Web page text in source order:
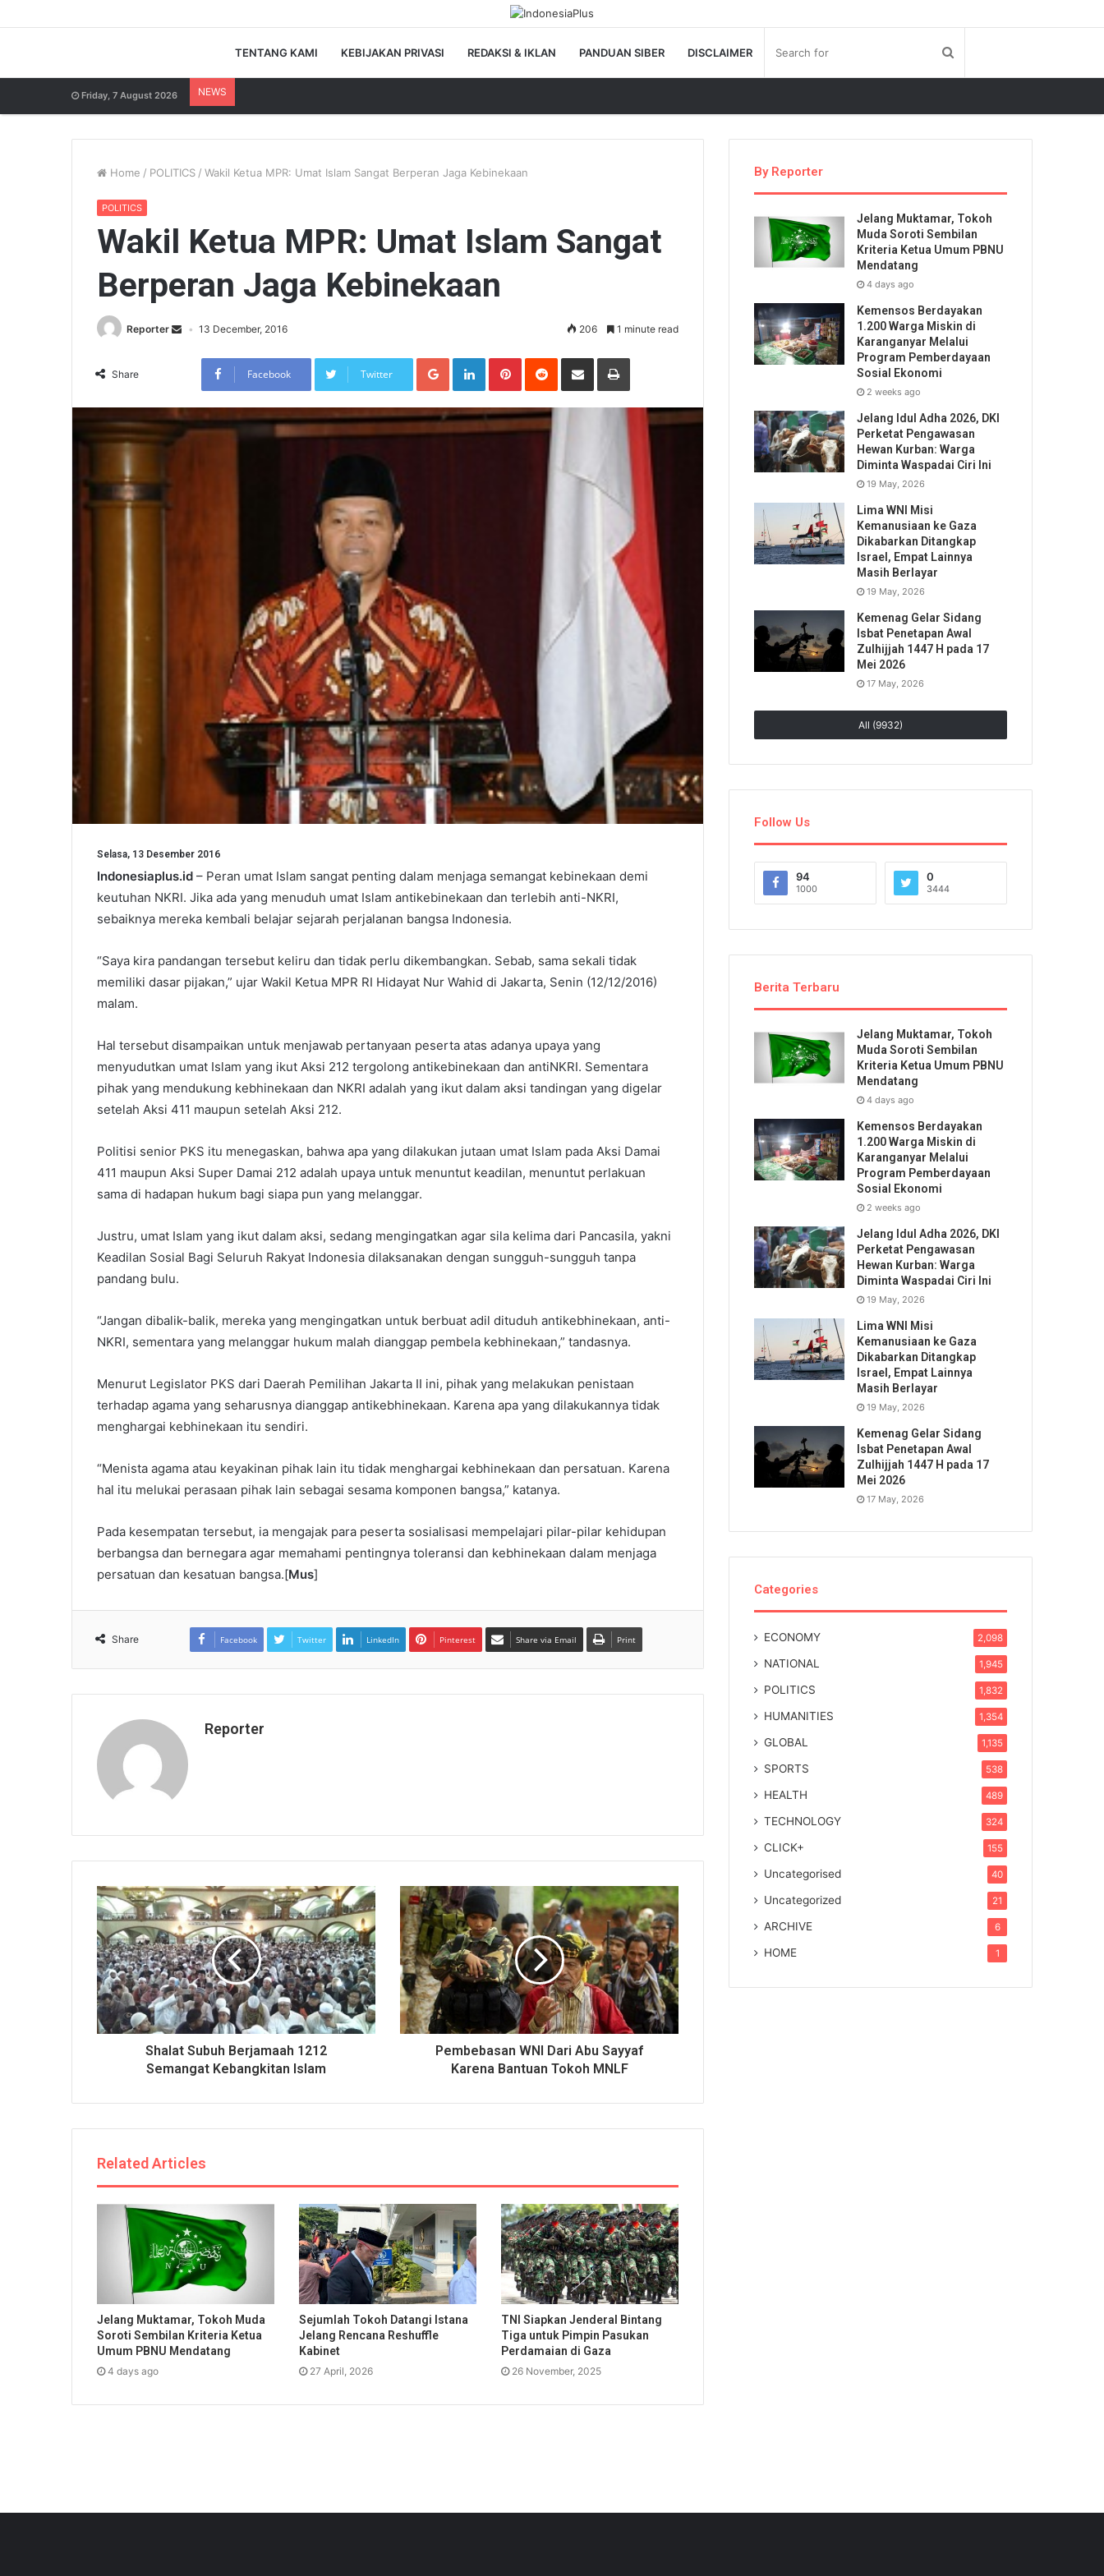
TENTANG KAMI KEBIJAKAN PRIVASI REDAKSI & IKLAN PANDUAN SIBER DISCLAIMER
Friday, 7 August 2026 NEWS
Home / POLITICS / Wakil Ketua MPR: Umat Islam Sangat Berperan Jaga Kebinekaan
POLITICS
Wakil Ketua MPR: Umat Islam Sangat
Berperan Jaga Kebinekaan
Reporter 13 December, 2016 206 1 minute read
Share Facebook Twitter
Google+LinkedInPinterestReddit Share via Email Print
Selasa, 13 Desember 2016
Indonesiaplus.id – Peran umat Islam sangat penting dalam menjaga semangat kebinekaan demi
keutuhan NKRI. Jika ada yang menuduh umat Islam antikebinekaan dan terlebih anti-NKRI,
sebaiknya mereka kembali belajar sejarah perjalanan bangsa Indonesia.
“Saya kira pandangan tersebut keliru dan tidak perlu dikembangkan. Sebab, sama sekali tidak
memiliki dasar pijakan,” ujar Wakil Ketua MPR RI Hidayat Nur Wahid di Jakarta, Senin (12/12/2016)
malam.
Hal tersebut disampaikan untuk menjawab pertanyaan peserta atas adanya upaya yang
menyudutkan umat Islam yang ikut Aksi 212 tergolong antikebinekaan dan antiNKRI. Sementara
pihak yang mendukung kebhinekaan dan NKRI adalah yang ikut dalam aksi tandingan yang digelar
setelah Aksi 411 maupun setelah Aksi 212.
Politisi senior PKS itu menegaskan, bahwa apa yang dilakukan jutaan umat Islam pada Aksi Damai
411 maupun Aksi Super Damai 212 adalah upaya untuk menuntut keadilan, menuntut perlakuan
sama di hadapan hukum bagi siapa pun yang melanggar.
Justru, umat Islam yang ikut dalam aksi, sedang mengingatkan agar sila kelima dari Pancasila, yakni
Keadilan Sosial Bagi Seluruh Rakyat Indonesia dilaksanakan dengan sungguh-sungguh tanpa
pandang bulu.
“Jangan dibalik-balik, mereka yang mengingatkan untuk berbuat adil dituduh antikebhinekaan, anti-
NKRI, sementara yang melanggar hukum malah dianggap pembela kebhinekaan,” tandasnya.
Menurut Legislator PKS dari Daerah Pemilihan Jakarta II ini, pihak yang melakukan penistaan
terhadap agama yang seharusnya dianggap antikebhinekaan. Karena apa yang dilakukannya tidak
menghargai kebhinekaan itu sendiri.
“Menista agama atau keyakinan pihak lain itu tidak menghargai kebhinekaan dan persatuan. Karena
hal itu melukai perasaan pihak lain sebagai sesama komponen bangsa,” katanya.
Pada kesempatan tersebut, ia mengajak para peserta sosialisasi mempelajari pilar-pilar kehidupan
berbangsa dan bernegara agar memahami pentingnya toleransi dan kebhinekaan dalam menjaga
persatuan dan kesatuan bangsa.[Mus]
Share Facebook Twitter LinkedIn Pinterest Share via Email Print
Reporter
Shalat Subuh Berjamaah 1212
Semangat Kebangkitan Islam
Pembebasan WNI Dari Abu Sayyaf
Karena Bantuan Tokoh MNLF
Related Articles
Jelang Muktamar, Tokoh Muda
Soroti Sembilan Kriteria Ketua
Umum PBNU Mendatang
4 days ago
Sejumlah Tokoh Datangi Istana
Jelang Rencana Reshuffle
Kabinet
27 April, 2026
TNI Siapkan Jenderal Bintang
Tiga untuk Pimpin Pasukan
Perdamaian di Gaza
26 November, 2025
By Reporter
Jelang Muktamar, Tokoh
Muda Soroti Sembilan
Kriteria Ketua Umum PBNU
Mendatang
4 days ago
Kemensos Berdayakan
1.200 Warga Miskin di
Karanganyar Melalui
Program Pemberdayaan
Sosial Ekonomi
2 weeks ago
Jelang Idul Adha 2026, DKI
Perketat Pengawasan
Hewan Kurban: Warga
Diminta Waspadai Ciri Ini
19 May, 2026
Lima WNI Misi
Kemanusiaan ke Gaza
Dikabarkan Ditangkap
Israel, Empat Lainnya
Masih Berlayar
19 May, 2026
Kemenag Gelar Sidang
Isbat Penetapan Awal
Zulhijjah 1447 H pada 17
Mei 2026
17 May, 2026
All (9932)
Follow Us
94
1000
0
3444
Berita Terbaru
Jelang Muktamar, Tokoh
Muda Soroti Sembilan
Kriteria Ketua Umum PBNU
Mendatang
4 days ago
Kemensos Berdayakan
1.200 Warga Miskin di
Karanganyar Melalui
Program Pemberdayaan
Sosial Ekonomi
2 weeks ago
Jelang Idul Adha 2026, DKI
Perketat Pengawasan
Hewan Kurban: Warga
Diminta Waspadai Ciri Ini
19 May, 2026
Lima WNI Misi
Kemanusiaan ke Gaza
Dikabarkan Ditangkap
Israel, Empat Lainnya
Masih Berlayar
19 May, 2026
Kemenag Gelar Sidang
Isbat Penetapan Awal
Zulhijjah 1447 H pada 17
Mei 2026
17 May, 2026
Categories
ECONOMY 2,098
NATIONAL 1,945
POLITICS 1,832
HUMANITIES 1,354
GLOBAL 1,135
SPORTS 538
HEALTH 489
TECHNOLOGY 324
CLICK+ 155
Uncategorised 40
Uncategorized 21
ARCHIVE 6
HOME 1